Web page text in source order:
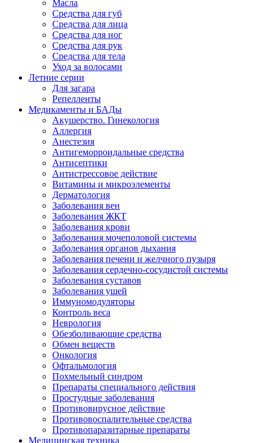
Масла
Средства для губ
Средства для лица
Средства для ног
Средства для рук
Средства для тела
Уход за волосами
Летние серии
Для загара
Репелленты
Медикаменты и БАДы
Акушерство. Гинекология
Аллергия
Анестезия
Антигеморроидальные средства
Антисептики
Антистрессовое действие
Витамины и микроэлементы
Дерматология
Заболевания вен
Заболевания ЖКТ
Заболевания крови
Заболевания мочеполовой системы
Заболевания органов дыхания
Заболевания печени и желчного пузыря
Заболевания сердечно-сосудистой системы
Заболевания суставов
Заболевания ушей
Иммуномодуляторы
Контроль веса
Неврология
Обезболивающие средства
Обмен веществ
Онкология
Офтальмология
Похмельный синдром
Препараты специального действия
Простудные заболевания
Противовирусное действие
Противовоспалительные средства
Противопаразитарные препараты
Медицинская техника